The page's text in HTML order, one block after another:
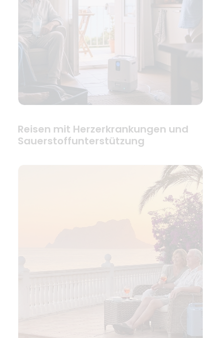
Reisen mit Herzerkrankungen und
Sauerstoffunterstützung